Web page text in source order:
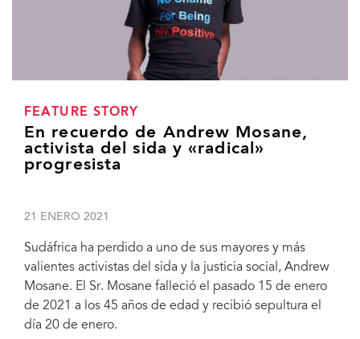
FEATURE STORY
En recuerdo de Andrew Mosane,
activista del sida y «radical»
progresista
21 ENERO 2021
Sudáfrica ha perdido a uno de sus mayores y más
valientes activistas del sida y la justicia social, Andrew
Mosane. El Sr. Mosane falleció el pasado 15 de enero
de 2021 a los 45 años de edad y recibió sepultura el
día 20 de enero.